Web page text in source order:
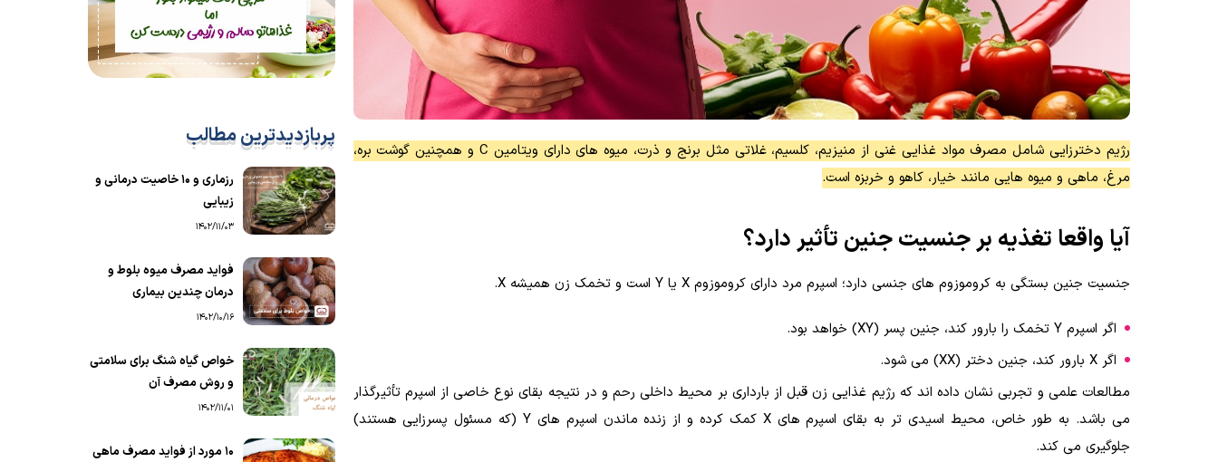
رژیم دخترزایی شامل مصرف مواد غذایی غنی از منیزیم، کلسیم، غلاتی مثل برنج و ذرت، میوه های دارای ویتامین C و همچنین گوشت بره،
مرغ، ماهی و میوه هایی مانند خیار، کاهو و خربزه است.
آیا واقعا تغذیه بر جنسیت جنین تأثیر دارد؟
جنسیت جنین بستگی به کروموزوم های جنسی دارد؛ اسپرم مرد دارای کروموزوم X یا Y است و تخمک زن همیشه X.
اگر اسپرم Y تخمک را بارور کند، جنین پسر (XY) خواهد بود.
اگر X بارور کند، جنین دختر (XX) می شود.
مطالعات علمی و تجربی نشان داده اند که رژیم غذایی زن قبل از بارداری بر محیط داخلی رحم و در نتیجه بقای نوع خاصی از اسپرم تأثیرگذار
می باشد. به طور خاص، محیط اسیدی تر به بقای اسپرم های X کمک کرده و از زنده ماندن اسپرم های Y (که مسئول پسرزایی هستند)
جلوگیری می کند.
پربازدیدترین مطالب
رزماری و ۱۰ خاصیت درمانی و
زیبایی
1402/11/03
فواید مصرف میوه بلوط و
درمان چندین بیماری
1402/10/16
خواص گیاه شنگ برای سلامتی
و روش مصرف آن
1402/11/01
۱۰ مورد از فواید مصرف ماهی